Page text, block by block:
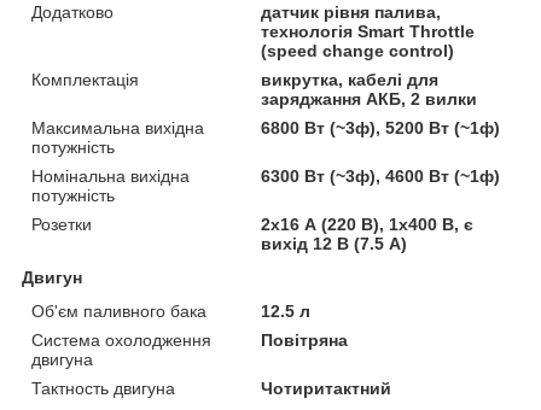
Додатково
датчик рівня палива,
технологія Smart Throttle
(speed change control)
Комплектація
викрутка, кабелі для
заряджання АКБ, 2 вилки
Максимальна вихідна
потужність
6800 Вт (~3ф), 5200 Вт (~1ф)
Номінальна вихідна
потужність
6300 Вт (~3ф), 4600 Вт (~1ф)
Розетки
2х16 А (220 В), 1х400 В, є
вихід 12 В (7.5 А)
Двигун
Об'єм паливного бака
12.5 л
Система охолодження
двигуна
Повітряна
Тактность двигуна
Чотиритактний